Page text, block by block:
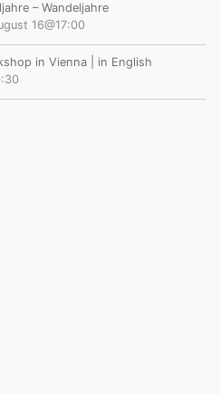
– Wandeljahre
16@17:00
in Vienna | in English